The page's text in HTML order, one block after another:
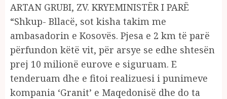
ARTAN GRUBI, ZV. KRYEMINISTËR I PARË
“Shkup- Bllacë, sot kisha takim me
ambasadorin e Kosovës. Pjesa e 2 km të parë
përfundon këtë vit, për arsye se edhe shtesën
prej 10 milionë eurove e siguruam. E
tenderuam dhe e fitoi realizuesi i punimeve
kompania ‘Granit’ e Maqedonisë dhe do ta